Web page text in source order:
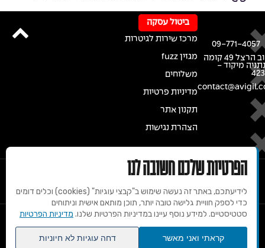
רחוב הרצל 49 קומה
מיקוד -
09-771-4057
ביטול עסקה
מרכז שירות לגיטרות
מגזין fuzz
משלוחים
מדיניות פרטיות
תקנון אתר
הצהרת נגישות
הפרטיות שלכם חשובה לנו
לידיעתכם, באתר זה נעשה שימוש ב"קבצי עוגיות" (cookies) וכלים דומים
כדי לספק חוויית גלישה טובה יותר, תוכן מותאם אישית וניתוחים
סטטיסטיים. למידע נוסף עיינו במדיניות הפרטיות שלנו. מדיניות הפרטיות
קראתי ואני מאשר דחה עוגיות לא חיוניות